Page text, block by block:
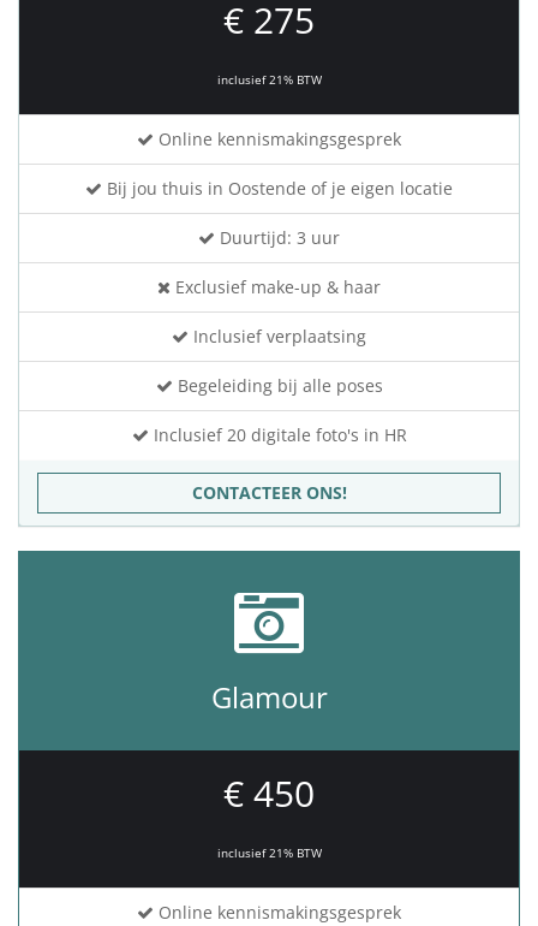
€ 275
inclusief 21% BTW
Online kennismakingsgesprek
Bij jou thuis in Oostende of je eigen locatie
Duurtijd: 3 uur
Exclusief make-up & haar
Inclusief verplaatsing
Begeleiding bij alle poses
Inclusief 20 digitale foto's in HR
CONTACTEER ONS!
Glamour
€ 450
inclusief 21% BTW
Online kennismakingsgesprek